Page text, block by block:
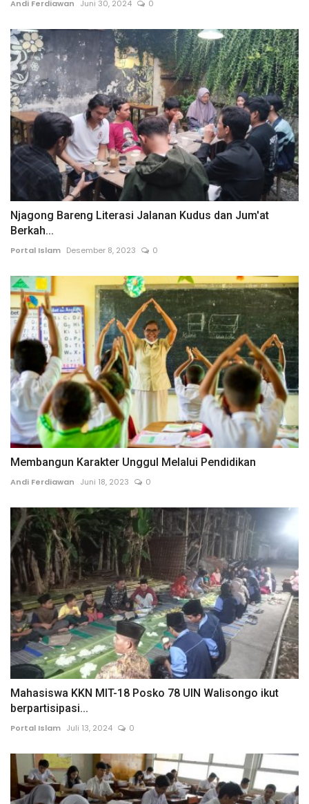
Andi Ferdiawan Juni 30, 2024 0
Njagong Bareng Literasi Jalanan Kudus dan Jum'at
Berkah...
Portal Islam Desember 8, 2023 0
Membangun Karakter Unggul Melalui Pendidikan
Andi Ferdiawan Juni 18, 2023 0
Mahasiswa KKN MIT-18 Posko 78 UIN Walisongo ikut
berpartisipasi...
Portal Islam Juli 13, 2024 0